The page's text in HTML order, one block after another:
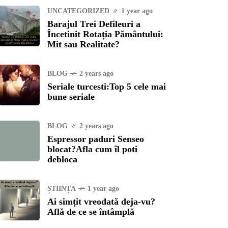
UNCATEGORIZED 1 year ago
Barajul Trei Defileuri a
Încetinit Rotația Pământului:
Mit sau Realitate?
BLOG 2 years ago
Seriale turcesti:Top 5 cele mai
bune seriale
BLOG 2 years ago
Espressor paduri Senseo
blocat?Afla cum îl poti
debloca
ȘTIINȚA 1 year ago
Ai simțit vreodată deja-vu?
Află de ce se întâmplă